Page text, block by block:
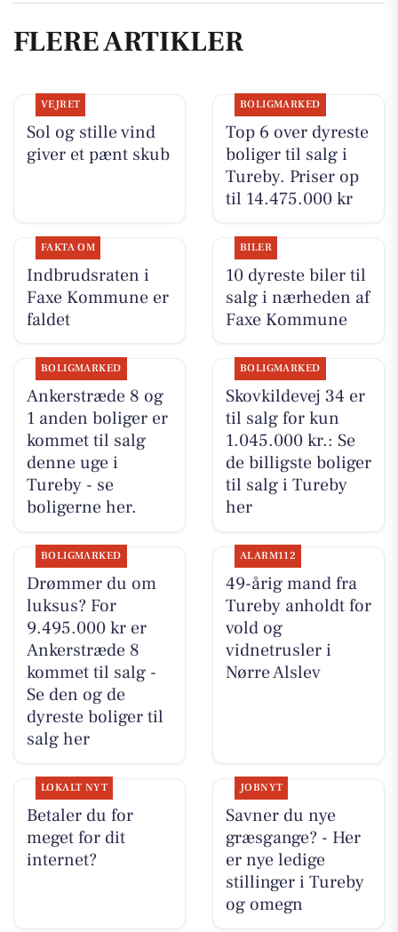
FLERE ARTIKLER
VEJRET
Sol og stille vind
giver et pænt skub
BOLIGMARKED
Top 6 over dyreste
boliger til salg i
Tureby. Priser op
til 14.475.000 kr
FAKTA OM
Indbrudsraten i
Faxe Kommune er
faldet
BILER
10 dyreste biler til
salg i nærheden af
Faxe Kommune
BOLIGMARKED
Ankerstræde 8 og
1 anden boliger er
kommet til salg
denne uge i
Tureby - se
boligerne her.
BOLIGMARKED
Skovkildevej 34 er
til salg for kun
1.045.000 kr.: Se
de billigste boliger
til salg i Tureby
her
BOLIGMARKED
Drømmer du om
luksus? For
9.495.000 kr er
Ankerstræde 8
kommet til salg -
Se den og de
dyreste boliger til
salg her
ALARM112
49-årig mand fra
Tureby anholdt for
vold og
vidnetrusler i
Nørre Alslev
LOKALT NYT
Betaler du for
meget for dit
internet?
JOBNYT
Savner du nye
græsgange? - Her
er nye ledige
stillinger i Tureby
og omegn